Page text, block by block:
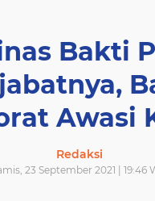
Bakti
Awasi
Redaksi
23 September 2021 | 19:46